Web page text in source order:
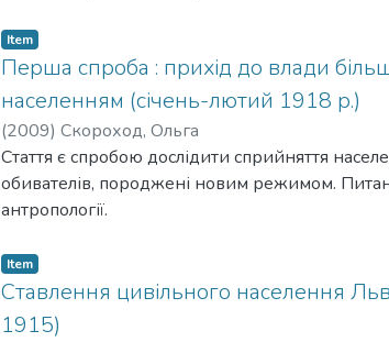
Item
Перша спроба : прихід до влади
населенням (січень-лютий 1918 р.)
(2009) Скороход, Ольга
Стаття є спробою дослідити сприйняття
обивателів, породжені новим режимом.
антропології.
Item
Ставлення цивільного населення
1915)